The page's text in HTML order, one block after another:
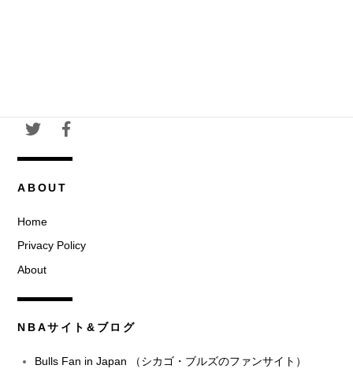
ABOUT
Home
Privacy Policy
About
NBAサイト&ブログ
Bulls Fan in Japan （シカゴ・ブルズのファンサイト）